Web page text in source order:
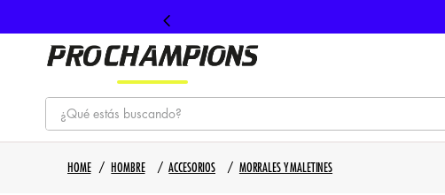
¿Qué estás buscando?
1. tenis
HOMBRE ACCESORIOS MORRALES Y MALETINES